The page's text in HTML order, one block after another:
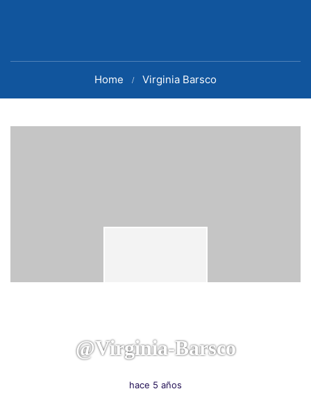
Home Virginia Barsco
@virginia-Barsco
hace 5 años